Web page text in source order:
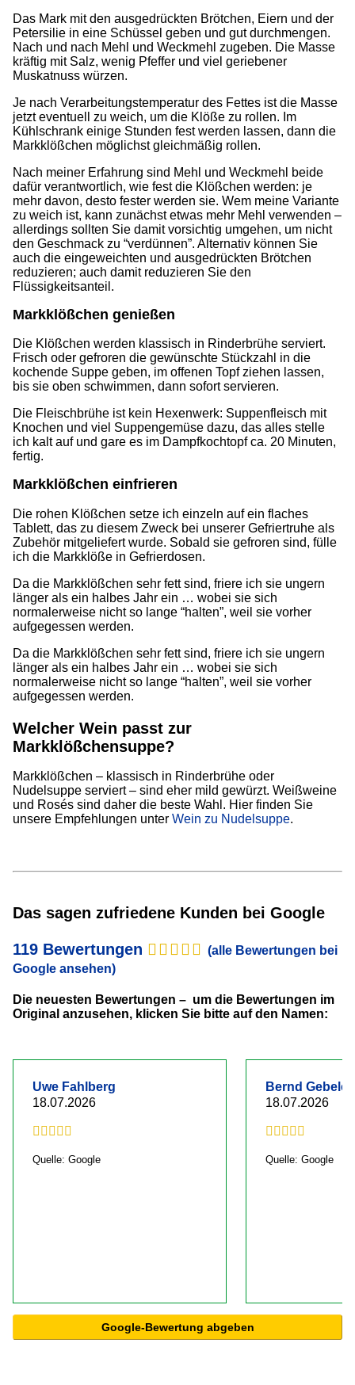
Das Mark mit den ausgedrückten Brötchen, Eiern und der
Petersilie in eine Schüssel geben und gut durchmengen.
Nach und nach Mehl und Weckmehl zugeben. Die Masse
kräftig mit Salz, wenig Pfeffer und viel geriebener
Muskatnuss würzen.
Je nach Verarbeitungstemperatur des Fettes ist die Masse
jetzt eventuell zu weich, um die Klöße zu rollen. Im
Kühlschrank einige Stunden fest werden lassen, dann die
Markklößchen möglichst gleichmäßig rollen.
Nach meiner Erfahrung sind Mehl und Weckmehl beide
dafür verantwortlich, wie fest die Klößchen werden: je
mehr davon, desto fester werden sie. Wem meine Variante
zu weich ist, kann zunächst etwas mehr Mehl verwenden –
allerdings sollten Sie damit vorsichtig umgehen, um nicht
den Geschmack zu “verdünnen”. Alternativ können Sie
auch die eingeweichten und ausgedrückten Brötchen
reduzieren; auch damit reduzieren Sie den
Flüssigkeitsanteil.
Markklößchen genießen
Die Klößchen werden klassisch in Rinderbrühe serviert.
Frisch oder gefroren die gewünschte Stückzahl in die
kochende Suppe geben, im offenen Topf ziehen lassen,
bis sie oben schwimmen, dann sofort servieren.
Die Fleischbrühe ist kein Hexenwerk: Suppenfleisch mit
Knochen und viel Suppengemüse dazu, das alles stelle
ich kalt auf und gare es im Dampfkochtopf ca. 20 Minuten,
fertig.
Markklößchen einfrieren
Die rohen Klößchen setze ich einzeln auf ein flaches
Tablett, das zu diesem Zweck bei unserer Gefriertruhe als
Zubehör mitgeliefert wurde. Sobald sie gefroren sind, fülle
ich die Markklöße in Gefrierdosen.
Da die Markklößchen sehr fett sind, friere ich sie ungern
länger als ein halbes Jahr ein … wobei sie sich
normalerweise nicht so lange “halten”, weil sie vorher
aufgegessen werden.
Da die Markklößchen sehr fett sind, friere ich sie ungern
länger als ein halbes Jahr ein … wobei sie sich
normalerweise nicht so lange “halten”, weil sie vorher
aufgegessen werden.
Welcher Wein passt zur
Markklößchensuppe?
Markklößchen – klassisch in Rinderbrühe oder
Nudelsuppe serviert – sind eher mild gewürzt. Weißweine
und Rosés sind daher die beste Wahl. Hier finden Sie
unsere Empfehlungen unter Wein zu Nudelsuppe.
Das sagen zufriedene Kunden bei Google
119 Bewertungen
(alle Bewertungen bei
Google ansehen)
Die neuesten Bewertungen – um die Bewertungen im
Original anzusehen, klicken Sie bitte auf den Namen:
Uwe Fahlberg
18.07.2026
Quelle: Google
Bernd
18.07.2026
Quelle: Google
Google-Bewertung abgeben